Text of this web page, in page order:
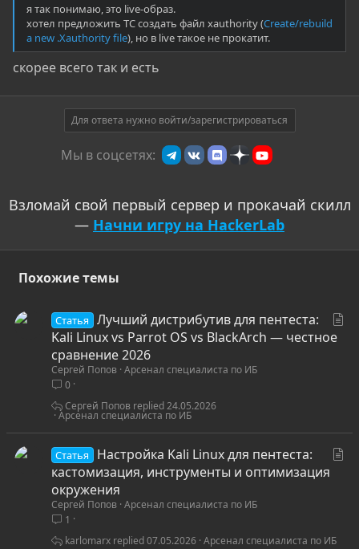
я так понимаю, это live-образ.
хотел предложить ТС создать файл xauthority (Create/rebuild
a new .Xauthority file), но в live такое не прокатит.
скорее всего так и есть
Для ответа нужно войти/зарегистрироваться
Мы в соцсетях:
Взломай свой первый сервер и прокачай скилл
— Начни игру на HackerLab
Похожие темы
Статья
Лучший дистрибутив для пентеста:
Kali Linux vs Parrot OS vs BlackArch — честное
сравнение 2026
Сергей Попов Арсенал специалиста по ИБ
0
Арсенал специалиста по ИБ
24.05.2026
Сергей Попов
Статья
Настройка Kali Linux для пентеста:
кастомизация, инструменты и оптимизация
окружения
Сергей Попов Арсенал специалиста по ИБ
1
Арсенал специалиста по ИБ
07.05.2026
karlomarx